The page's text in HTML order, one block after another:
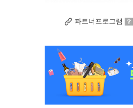
파트너프로그램